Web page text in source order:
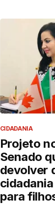
CIDADANIA
Projeto
Senado
devolver
para